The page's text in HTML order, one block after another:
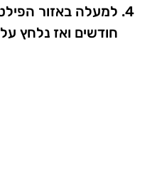
חודשים ואז נלחץ על New ואז על Query: